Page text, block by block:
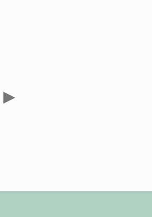
▶